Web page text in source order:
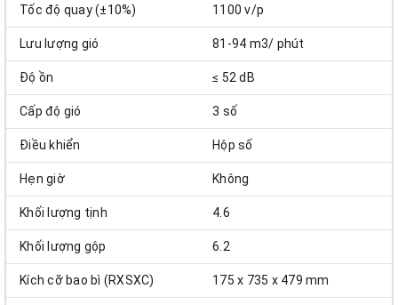
Tốc độ quay (±10%) 1100 v/p
Lưu lượng gió 81-94 m3/ phút
Độ ồn ≤ 52 dB
Cấp độ gió 3 số
Điều khiển Hộp số
Hẹn giờ Không
Khối lượng tịnh 4.6
Khối lượng gộp 6.2
Kích cỡ bao bì (RXSXC) 175 x 735 x 479 mm